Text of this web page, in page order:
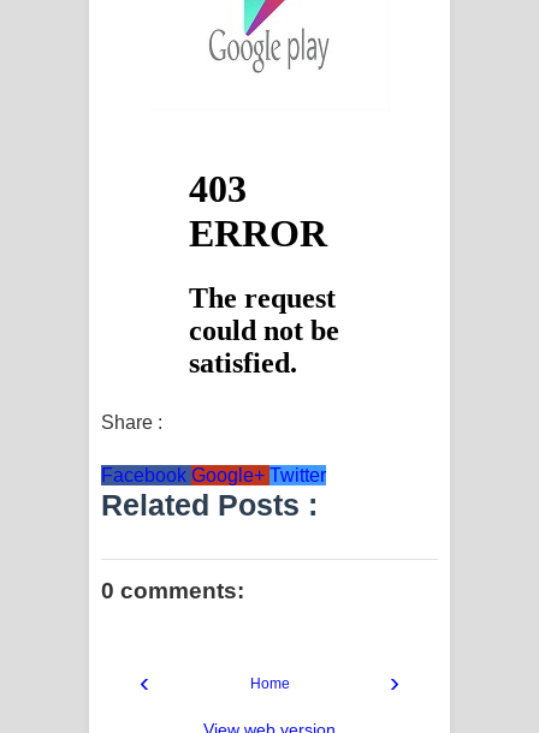
Share :
Facebook Google+ Twitter
Related Posts :
0 comments:
‹ ›
Home